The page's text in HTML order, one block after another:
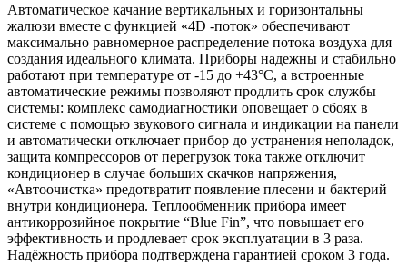
Автоматическое качание вертикальных и горизонтальны
жалюзи вместе с функцией «4D -поток» обеспечивают
максимально равномерное распределение потока воздуха для
создания идеального климата. Приборы надежны и стабильно
работают при температуре от -15 до +43°С, а встроенные
автоматические режимы позволяют продлить срок службы
системы: комплекс самодиагностики оповещает о сбоях в
системе с помощью звукового сигнала и индикации на панели
и автоматически отключает прибор до устранения неполадок,
защита компрессоров от перегрузок тока также отключит
кондиционер в случае больших скачков напряжения,
«Автоочистка» предотвратит появление плесени и бактерий
внутри кондиционера. Теплообменник прибора имеет
антикоррозийное покрытие “Blue Fin”, что повышает его
эффективность и продлевает срок эксплуатации в 3 раза.
Надёжность прибора подтверждена гарантией сроком 3 года.